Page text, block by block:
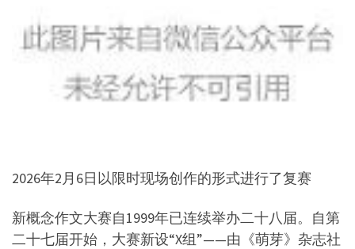
2026年2月6日以限时现场创作的形式进行了复赛
新概念作文大赛自1999年已连续举办二十八届。自第
二十七届开始，大赛新设“X组”——由《萌芽》杂志社